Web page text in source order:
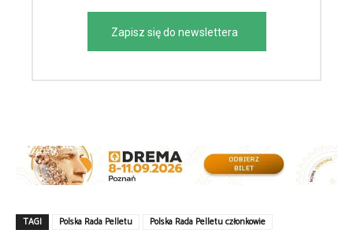
Zapisz się do newslettera
TAGI Polska Rada Pelletu
Polska Rada Pelletu członkowie